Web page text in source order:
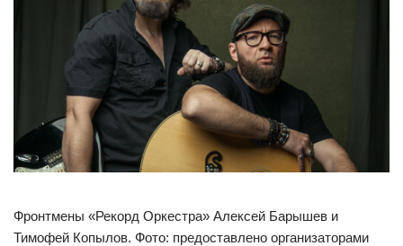
Фронтмены «Рекорд Оркестра» Алексей Барышев и
Тимофей Копылов. Фото: предоставлено организаторами